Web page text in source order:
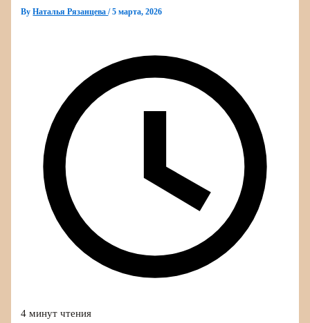
ByНаталья Рязанцева/5 марта, 2026
4 минут чтения